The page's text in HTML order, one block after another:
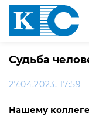
Судьба
27.04.2023, 17:59
Нашему